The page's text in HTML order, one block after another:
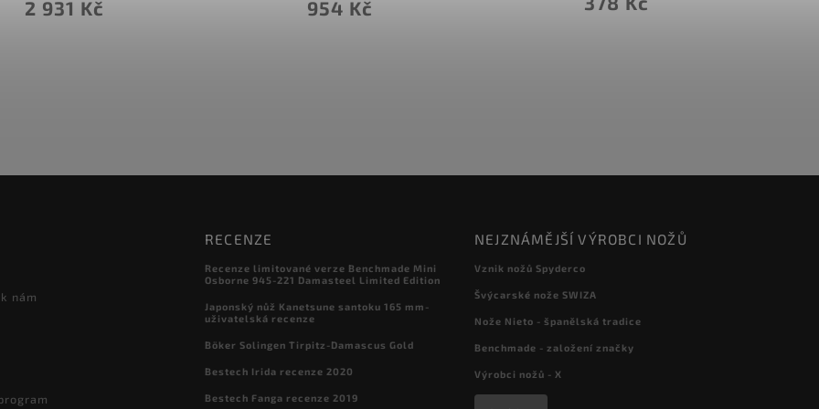
954 Kč 2 231 Kč
nám
RECENZE
Recenze limitované verze Benchmade Mini
Osborne 945-221 Damasteel Limited Edition
Japonský nůž Kanetsune santoku 165 mm-
uživatelská recenze
Böker Solingen Tirpitz-Damascus Gold
Bestech Irida recenze 2020
Bestech Fanga recenze 2019
NEJZNÁMĚJŠÍ VÝROBCI NOŽŮ
Vznik nožů Spyderco
Švýcarské nože SWIZA
Nože Nieto - španělská tradice
Benchmade - založení značky
Výrobci nožů - X